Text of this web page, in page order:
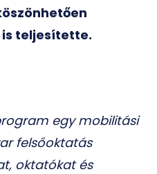
teljesítette.
egy mobilitási
felsőoktatás
oktatókat és